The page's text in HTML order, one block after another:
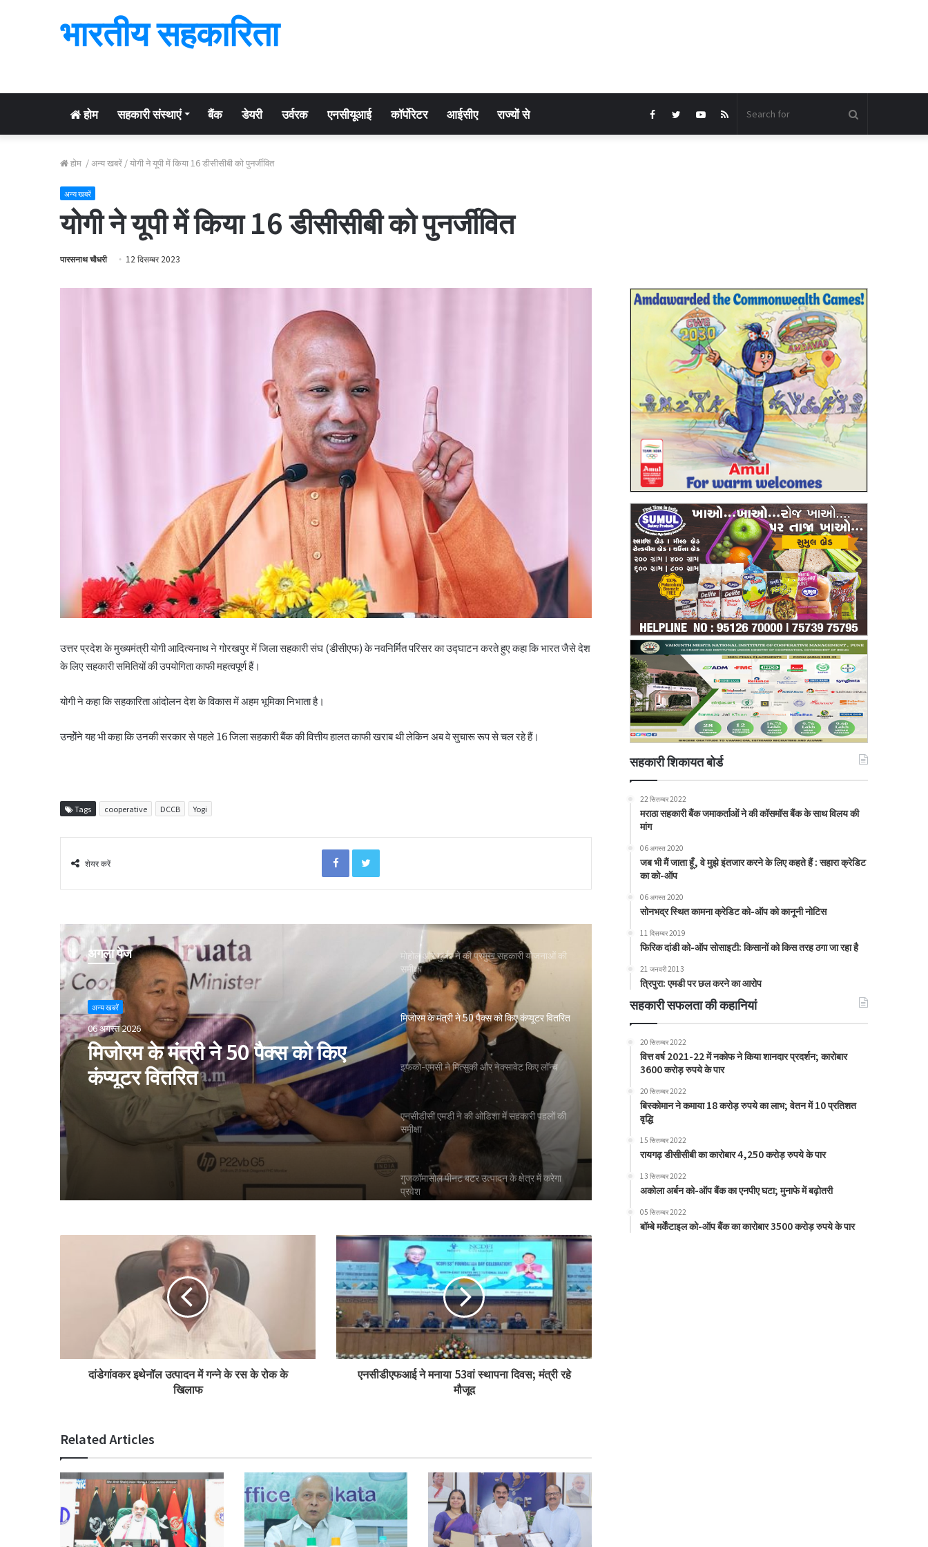
भारतीय सहकारिता
होम सहकारी संस्थाएं बैंक डेयरी उर्वरक एनसीयूआई कॉर्पोरेटर आईसीए राज्यों से RSS
YouTube
Twitter
Facebook
होम /अन्य खबरें /योगी ने यूपी में किया 16 डीसीसीबी को पुनर्जीवित
अन्य खबरें
योगी ने यूपी में किया 16 डीसीसीबी को पुनर्जीवित
पारसनाथ चौधरी 12 दिसम्बर 2023
उत्तर प्रदेश के मुख्यमंत्री योगी आदित्यनाथ ने गोरखपुर में जिला सहकारी संघ (डीसीएफ) के नवनिर्मित परिसर का उद्घाटन करते हुए कहा कि भारत जैसे देश
के लिए सहकारी समितियों की उपयोगिता काफी महत्वपूर्ण हैं।
योगी ने कहा कि सहकारिता आंदोलन देश के विकास में अहम भूमिका निभाता है।
उन्होेंने यह भी कहा कि उनकी सरकार से पहले 16 जिला सहकारी बैंक की वित्तीय हालत काफी खराब थी लेकिन अब वे सुचारू रूप से चल रहे हैं।
Tags cooperative DCCB Yogi
शेयर करें
FacebookTwitter
अगला पेज
अन्य खबरें
06 अगस्त 2026
मिजोरम के मंत्री ने 50 पैक्स को किए
कंप्यूटर वितरित
बिहार के मुख्यमंत्री ने की सहकारी बैंकिंग कार्यों की
ओडिशा के 29.5 लाख किसानों को मिला नैनो उर्वरकों
मोहोल और गुर्जर ने की प्रमुख सहकारी योजनाओं की
समीक्षा
मिजोरम के मंत्री ने 50 पैक्स को किए कंप्यूटर वितरित
इफको-एमसी ने मित्सुकी और नेक्सावेट किए लॉन्च
एनसीडीसी एमडी ने की ओडिशा में सहकारी पहलों की
समीक्षा
गुजकॉमासोल पीनट बटर उत्पादन के क्षेत्र में करेगा
प्रवेश
बिहार के मुख्यमंत्री ने की सहकारी बैंकिंग कार्यों की
समीक्षा
पीएम-किसान योजना के विस्तार का संघानी ने किया
स्वागत
अनघा सराफ आदित्य-अनघा मल्टीस्टेट की अध्यक्ष
निर्वाचित
ओडिशा के 29.5 लाख किसानों को मिला नैनो उर्वरकों
का लाभ: राज्य मंत्री
दांडेगांवकर इथेनॉल उत्पादन में गन्ने के रस के रोक के
खिलाफ
एनसीडीएफआई ने मनाया 53वां स्थापना दिवस; मंत्री रहे
मौजूद
Related Articles
सहकारी शिकायत बोर्ड
22 सितम्बर 2022
मराठा सहकारी बैंक जमाकर्ताओं ने की कॉसमॉस बैंक के साथ विलय की
मांग
06 अगस्त 2020
जब भी मैं जाता हूँ, वे मुझे इंतजार करने के लिए कहते हैं : सहारा क्रेडिट
का को-ऑप
06 अगस्त 2020
सोनभद्र स्थित कामना क्रेडिट को-ऑप को कानूनी नोटिस
11 दिसम्बर 2019
फिरिक दांडी को-ऑप सोसाइटी: किसानों को किस तरह ठगा जा रहा है
21 जनवरी 2013
त्रिपुरा: एमडी पर छल करने का आरोप
सहकारी सफलता की कहानियां
20 सितम्बर 2022
वित्त वर्ष 2021-22 में नकोफ ने किया शानदार प्रदर्शन; कारोबार
3600 करोड़ रुपये के पार
20 सितम्बर 2022
बिस्कोमान ने कमाया 18 करोड़ रुपये का लाभ; वेतन में 10 प्रतिशत
वृद्धि
15 सितम्बर 2022
रायगढ़ डीसीसीबी का कारोबार 4,250 करोड़ रुपये के पार
13 सितम्बर 2022
अकोला अर्बन को-ऑप बैंक का एनपीए घटा; मुनाफे में बढ़ोतरी
05 सितम्बर 2022
बॉम्बे मर्केंटाइल को-ऑप बैंक का कारोबार 3500 करोड़ रुपये के पार